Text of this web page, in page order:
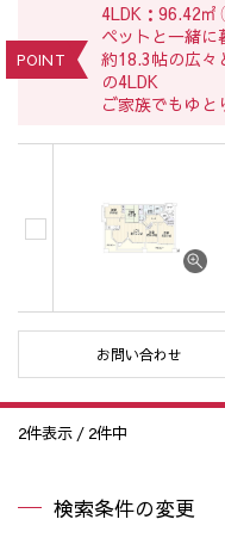
POINT
4LDK：96.42㎡
ペットと一緒に
約18.3帖の広々
の4LDK
ご家族でもゆ
お問い合わせ
2件表示 / 2件中
検索条件の変更